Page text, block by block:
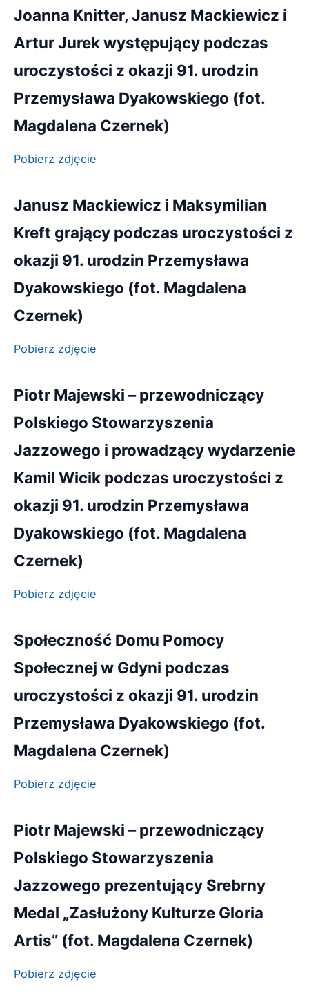
Joanna Knitter, Janusz Mackiewicz i
Artur Jurek występujący podczas
uroczystości z okazji 91. urodzin
Przemysława Dyakowskiego (fot.
Magdalena Czernek)
Pobierz zdjęcie
Janusz Mackiewicz i Maksymilian
Kreft grający podczas uroczystości z
okazji 91. urodzin Przemysława
Dyakowskiego (fot. Magdalena
Czernek)
Pobierz zdjęcie
Piotr Majewski – przewodniczący
Polskiego Stowarzyszenia
Jazzowego i prowadzący wydarzenie
Kamil Wicik podczas uroczystości z
okazji 91. urodzin Przemysława
Dyakowskiego (fot. Magdalena
Czernek)
Pobierz zdjęcie
Społeczność Domu Pomocy
Społecznej w Gdyni podczas
uroczystości z okazji 91. urodzin
Przemysława Dyakowskiego (fot.
Magdalena Czernek)
Pobierz zdjęcie
Piotr Majewski – przewodniczący
Polskiego Stowarzyszenia
Jazzowego prezentujący Srebrny
Medal „Zasłużony Kulturze Gloria
Artis” (fot. Magdalena Czernek)
Pobierz zdjęcie